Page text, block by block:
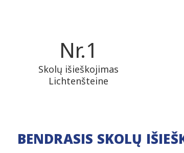
Nr.1
Skolų išieškojimas
Lichtenšteine
BENDRASIS SKOLŲ